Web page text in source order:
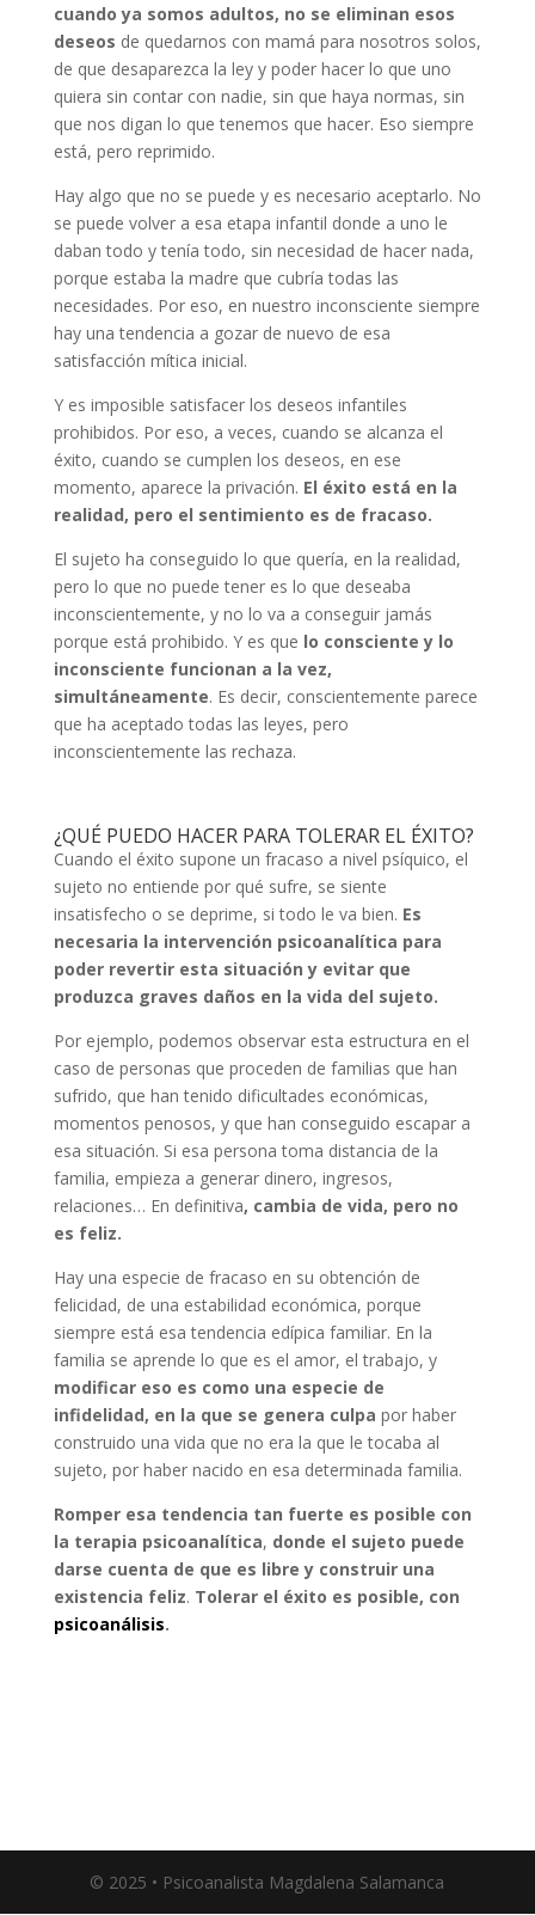
cuando ya somos adultos, no se eliminan esos
deseos de quedarnos con mamá para nosotros solos,
de que desaparezca la ley y poder hacer lo que uno
quiera sin contar con nadie, sin que haya normas, sin
que nos digan lo que tenemos que hacer. Eso siempre
está, pero reprimido.
Hay algo que no se puede y es necesario aceptarlo. No
se puede volver a esa etapa infantil donde a uno le
daban todo y tenía todo, sin necesidad de hacer nada,
porque estaba la madre que cubría todas las
necesidades. Por eso, en nuestro inconsciente siempre
hay una tendencia a gozar de nuevo de esa
satisfacción mítica inicial.
Y es imposible satisfacer los deseos infantiles
prohibidos. Por eso, a veces, cuando se alcanza el
éxito, cuando se cumplen los deseos, en ese
momento, aparece la privación. El éxito está en la
realidad, pero el sentimiento es de fracaso.
El sujeto ha conseguido lo que quería, en la realidad,
pero lo que no puede tener es lo que deseaba
inconscientemente, y no lo va a conseguir jamás
porque está prohibido. Y es que lo consciente y lo
inconsciente funcionan a la vez,
simultáneamente. Es decir, conscientemente parece
que ha aceptado todas las leyes, pero
inconscientemente las rechaza.
¿QUÉ PUEDO HACER PARA TOLERAR EL ÉXITO?
Cuando el éxito supone un fracaso a nivel psíquico, el
sujeto no entiende por qué sufre, se siente
insatisfecho o se deprime, si todo le va bien. Es
necesaria la intervención psicoanalítica para
poder revertir esta situación y evitar que
produzca graves daños en la vida del sujeto.
Por ejemplo, podemos observar esta estructura en el
caso de personas que proceden de familias que han
sufrido, que han tenido dificultades económicas,
momentos penosos, y que han conseguido escapar a
esa situación. Si esa persona toma distancia de la
familia, empieza a generar dinero, ingresos,
relaciones… En definitiva, cambia de vida, pero no
es feliz.
Hay una especie de fracaso en su obtención de
felicidad, de una estabilidad económica, porque
siempre está esa tendencia edípica familiar. En la
familia se aprende lo que es el amor, el trabajo, y
modificar eso es como una especie de
infidelidad, en la que se genera culpa por haber
construido una vida que no era la que le tocaba al
sujeto, por haber nacido en esa determinada familia.
Romper esa tendencia tan fuerte es posible con
la terapia psicoanalítica, donde el sujeto puede
darse cuenta de que es libre y construir una
existencia feliz. Tolerar el éxito es posible, con
psicoanálisis.
© 2025 • Psicoanalista Magdalena Salamanca